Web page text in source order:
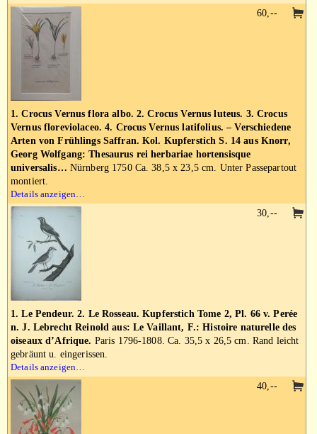
1. Crocus Vernus flora albo. 2. Crocus Vernus luteus. 3. Crocus
Vernus floreviolaceo. 4. Crocus Vernus latifolius. – Verschiedene
Arten von Frühlings Saffran. Kol. Kupferstich S. 14 aus Knorr,
Georg Wolfgang: Thesaurus rei herbariae hortensisque
universalis… Nürnberg 1750 Ca. 38,5 x 23,5 cm. Unter Passepartout
montiert.
Details anzeigen…
60,--
1. Le Pendeur. 2. Le Rosseau. Kupferstich Tome 2, Pl. 66 v. Perée
n. J. Lebrecht Reinold aus: Le Vaillant, F.: Histoire naturelle des
oiseaux d’Afrique. Paris 1796-1808. Ca. 35,5 x 26,5 cm. Rand leicht
gebräunt u. eingerissen.
Details anzeigen…
30,--
40,--